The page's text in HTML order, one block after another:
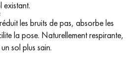
existant.
les bruits de pas, absorbe les
la pose. Naturellement respirante,
sol plus sain.